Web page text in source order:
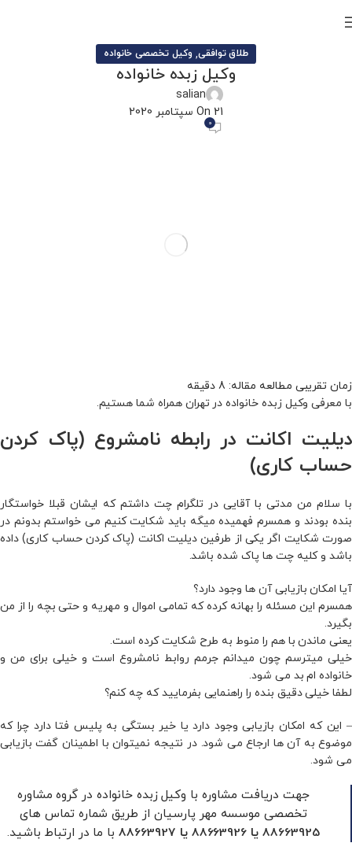
طلاق توافقی, وکیل تخصصی خانواده
وکیل زبده خانواده
salian
On 21 سپتامبر 2020
0
با معرفی وکیل زبده خانواده در تهران همراه شما هستیم.
دیلیت اکانت در رابطه نامشروع (پاک کردن
حساب کاری)
با سلام من مدتی با آقایی در تلگرام چت داشتم که ایشان قبلا خواستگار
بنده بودند و همسرم فهمیده میگه باید شکایت کنیم می خواستم بدونم در
صورت شکایت اگر یکی از طرفین دیلیت اکانت (پاک کردن حساب کاری) داده
باشد و کلیه چت ها پاک شده باشد.
آیا امکان بازیابی آن ها وجود دارد؟
همسرم این مسئله را بهانه کرده که تمامی اموال و مهریه و حتی بچه را از من
بگیرد.
یعنی ماندن با هم را منوط به طرح شکایت کرده است.
خیلی میترسم چون میدانم جرمم روابط نامشروع است و خیلی برای من و
خانواده ام بد می شود.
لطفا خیلی دقیق بنده را راهنمایی بفرمایید که چه کنم؟
– این که امکان بازیابی وجود دارد یا خیر بستگی به پلیس فتا دارد چرا که
موضوع به آن ها ارجاع می شود.در نتیجه نمیتوان با اطمینان گفت بازیابی
می شود.
جهت دریافت مشاوره با وکیل زبده خانواده در گروه مشاوره
تخصصی موسسه مهر پارسیان از طریق شماره تماس های
88663925یا 88663926 یا 88663927با ما در ارتباط باشید.